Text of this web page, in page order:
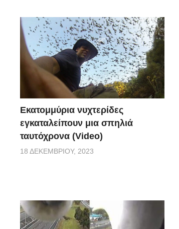
Εκατομμύρια νυχτερίδες
εγκαταλείπουν μια σπηλιά
ταυτόχρονα (Video)
18 ΔΕΚΕΜΒΡΊΟΥ, 2023